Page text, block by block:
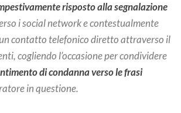
risposto alla segnalazione
i social network e contestualmente
contatto telefonico diretto attraverso il
cogliendo l’occasione per condividere
di condanna verso le frasi
in questione.